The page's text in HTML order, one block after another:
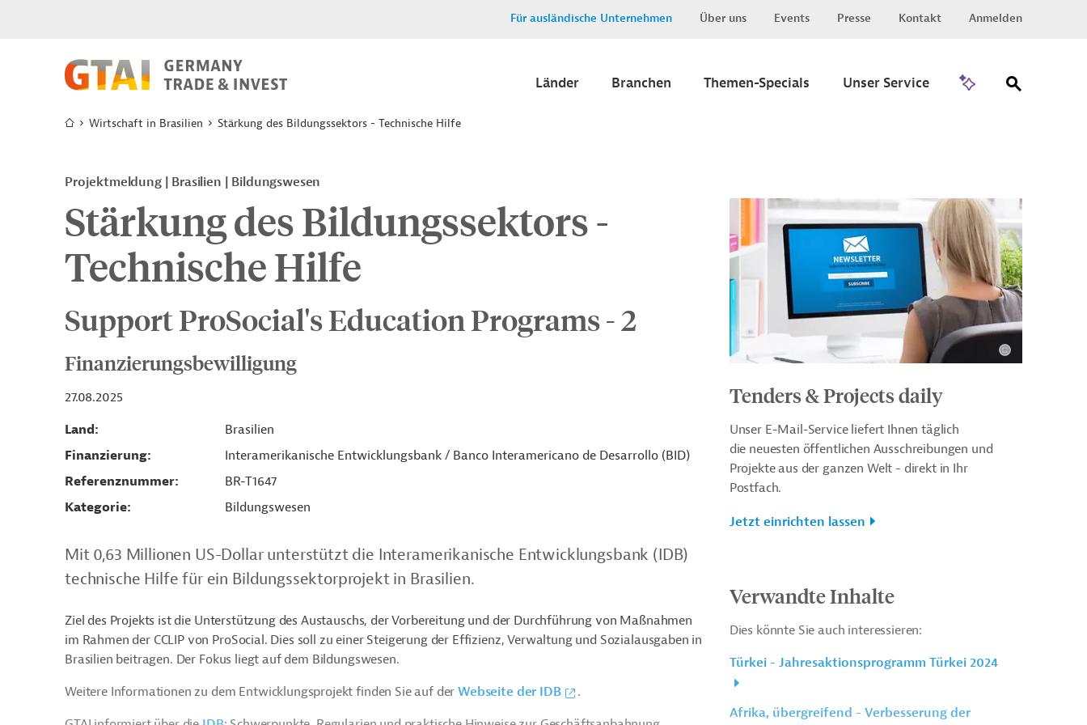
Für ausländische Unternehmen Über uns Events Presse Kontakt Anmelden
Länder Branchen Themen-Specials Unser Service
Wirtschaft in Brasilien Stärkung des Bildungssektors - Technische Hilfe
Projektmeldung Brasilien Bildungswesen
Stärkung des Bildungssektors -
Technische Hilfe
Support ProSocial's Education Programs - 2
Finanzierungsbewilligung
27.08.2025
Land
Brasilien
Finanzierung
Interamerikanische Entwicklungsbank / Banco Interamericano de Desarrollo (BID)
Referenznummer
BR-T1647
Kategorie
Bildungswesen
Mit 0,63 Millionen US-Dollar unterstützt die Interamerikanische Entwicklungsbank (IDB)
technische Hilfe für ein Bildungssektorprojekt in Brasilien.
Ziel des Projekts ist die Unterstützung des Austauschs, der Vorbereitung und der Durchführung von Maßnahmen
im Rahmen der CCLIP von ProSocial. Dies soll zu einer Steigerung der Effizienz, Verwaltung und Sozialausgaben in
Brasilien beitragen. Der Fokus liegt auf dem Bildungswesen.
Weitere Informationen zu dem Entwicklungsprojekt finden Sie auf derWebseite der IDB
.
Tenders & Projects daily
Unser E-Mail-Service liefert Ihnen täglich
die neuesten öffentlichen Ausschreibungen und
Projekte aus der ganzen Welt - direkt in Ihr
Postfach.
Jetzt einrichten lassen
Verwandte Inhalte
Dies könnte Sie auch interessieren:
Türkei - Jahresaktionsprogramm Türkei 2024
Afrika, übergreifend - Verbesserung der